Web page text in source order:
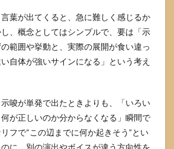
言葉が出てくると、急に難しく感じるか
、概念としてはシンプルで、要は「示
範囲や挙動と、実際の展開が食い違っ
自体が強いサインになる」という考え
唆が単発で出たときよりも、「いろい
が正しいのか分からなくなる」瞬間で
フで“この辺までに何か起きそう”とい
に、別の演出やボイスが違う方向性を